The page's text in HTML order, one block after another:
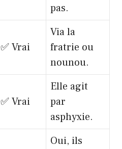
pas.
✅ Vrai
Via la
fratrie ou
nounou.
✅ Vrai
Elle agit
par
asphyxie.
Oui, ils